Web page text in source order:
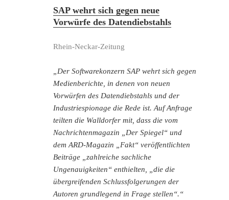
SAP wehrt sich gegen neue
Vorwürfe des Datendiebstahls
Rhein-Neckar-Zeitung
„Der Softwarekonzern SAP wehrt sich gegen
Medienberichte, in denen von neuen
Vorwürfen des Datendiebstahls und der
Industriespionage die Rede ist. Auf Anfrage
teilten die Walldorfer mit, dass die vom
Nachrichtenmagazin „Der Spiegel“ und
dem ARD-Magazin „Fakt“ veröffentlichten
Beiträge „zahlreiche sachliche
Ungenauigkeiten“ enthielten, „die die
übergreifenden Schlussfolgerungen der
Autoren grundlegend in Frage stellen“.“